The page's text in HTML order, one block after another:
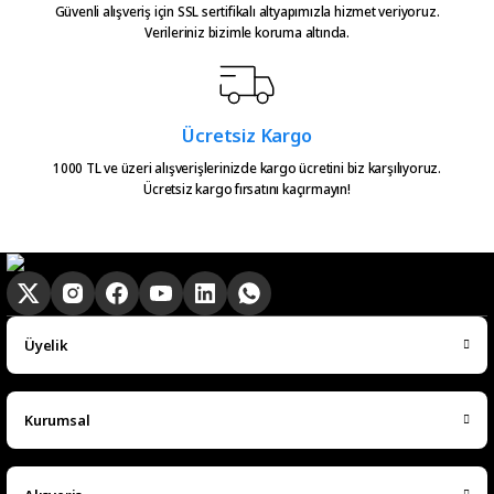
alinca tum asamalar mail olatak
bilgilendirme yapiliyor ve ayni
Hızlıca elime ulaştı
Çok hızlı bir şekilde elimize ulaştı
Ramazan Subaşı | 25/02/2026
Güvenli alışveriş için SSL sertifikalı altyapımızla hizmet veriyoruz.
Verileriniz bizimle koruma altında.
Ücretsiz Kargo
1000 TL ve üzeri alışverişlerinizde kargo ücretini biz karşılıyoruz.
Ücretsiz kargo fırsatını kaçırmayın!
Üyelik
Kurumsal